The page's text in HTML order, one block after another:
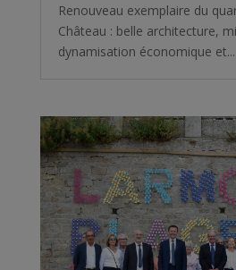
Renouveau exemplaire du
Château : belle architecture,
dynamisation économique et...